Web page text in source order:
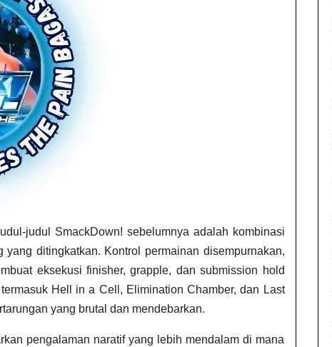
judul SmackDown! sebelumnya adalah kombinasi
ditingkatkan. Kontrol permainan disempurnakan,
eksekusi finisher, grapple, dan submission hold
Hell in a Cell, Elimination Chamber, dan Last
yang brutal dan mendebarkan.
pengalaman naratif yang lebih mendalam di mana